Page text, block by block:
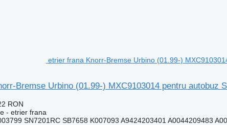
etrier frana Knorr-Bremse Urbino (01.99-)
Bremse Urbino (01.99-) MXC9103014 pentru autobuz
RON
- etrier frana
SN7201RC SB7658 K007093 A9424203401 A0044209483